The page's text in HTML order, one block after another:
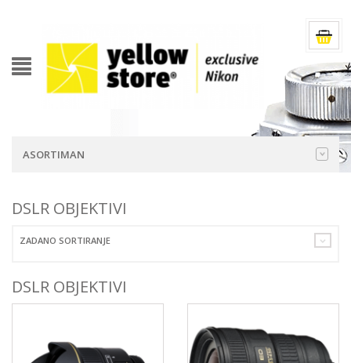
ASORTIMAN
DSLR OBJEKTIVI
ZADANO SORTIRANJE
DSLR OBJEKTIVI